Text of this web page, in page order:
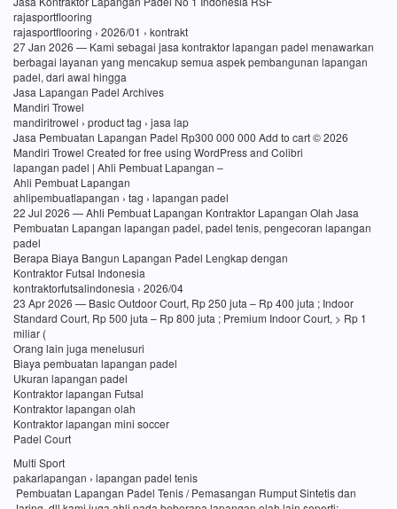
rajasportflooring
rajasportflooring › 2026/01 › kontrakt
27 Jan 2026 — Kami sebagai jasa kontraktor lapangan padel menawarkan
berbagai layanan yang mencakup semua aspek pembangunan lapangan
padel, dari awal hingga
Jasa Lapangan Padel Archives
Mandiri Trowel
mandiritrowel › product tag › jasa lap
Jasa Pembuatan Lapangan Padel Rp300 000 000 Add to cart © 2026
Mandiri Trowel Created for free using WordPress and Colibri
lapangan padel | Ahli Pembuat Lapangan –
Ahli Pembuat Lapangan
ahlipembuatlapangan › tag › lapangan padel
22 Jul 2026 — Ahli Pembuat Lapangan Kontraktor Lapangan Olah Jasa
Pembuatan Lapangan lapangan padel, padel tenis, pengecoran lapangan
padel
Berapa Biaya Bangun Lapangan Padel Lengkap dengan
Kontraktor Futsal Indonesia
kontraktorfutsalindonesia › 2026/04
23 Apr 2026 — Basic Outdoor Court, Rp 250 juta – Rp 400 juta ; Indoor
Standard Court, Rp 500 juta – Rp 800 juta ; Premium Indoor Court, > Rp 1
miliar (
Orang lain juga menelusuri
Biaya pembuatan lapangan padel
Ukuran lapangan padel
Kontraktor lapangan Futsal
Kontraktor lapangan olah
Kontraktor lapangan mini soccer
Padel Court
Multi Sport
pakarlapangan › lapangan padel tenis
Pembuatan Lapangan Padel Tenis / Pemasangan Rumput Sintetis dan